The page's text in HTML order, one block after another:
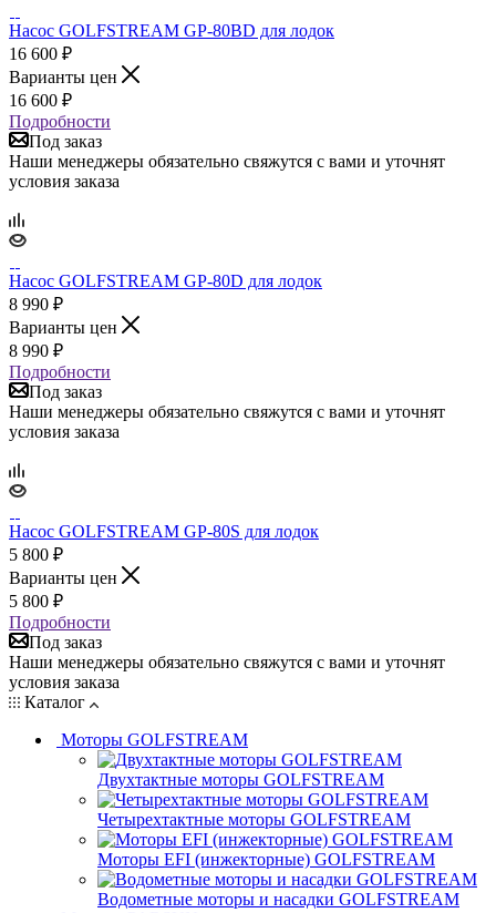
Насос GOLFSTREAM GP-80BD для лодок
16 600 ₽
Варианты цен
16 600 ₽
Подробности
Под заказ
Наши менеджеры обязательно свяжутся с вами и уточнят
условия заказа
Насос GOLFSTREAM GP-80D для лодок
8 990 ₽
Варианты цен
8 990 ₽
Подробности
Под заказ
Наши менеджеры обязательно свяжутся с вами и уточнят
условия заказа
Насос GOLFSTREAM GP-80S для лодок
5 800 ₽
Варианты цен
5 800 ₽
Подробности
Под заказ
Наши менеджеры обязательно свяжутся с вами и уточнят
условия заказа
Каталог
Моторы GOLFSTREAM
Двухтактные моторы GOLFSTREAM
Четырехтактные моторы GOLFSTREAM
Моторы EFI (инжекторные) GOLFSTREAM
Водометные моторы и насадки GOLFSTREAM